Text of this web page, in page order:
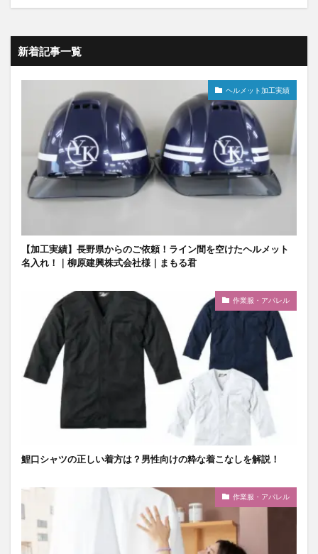
新着記事一覧
ヘルメット加工実績
【加工実績】長野県からのご依頼！ライン間を空けたヘルメット
名入れ！｜柳原建興株式会社様｜まもる君
作業服・アパレル
鯉口シャツの正しい着方は？男性向けの粋な着こなしを解説！
作業服・アパレル